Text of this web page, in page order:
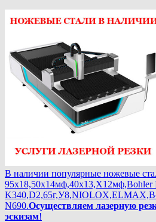
В наличии популярные ножевые
95х18,50х14мф,40х13,Х12мф,Bohler
N690.Осуществляем лазерную
эскизам!